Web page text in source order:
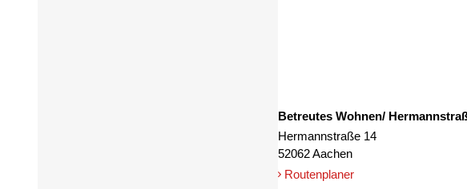
Betreutes Wohnen/
Hermannstraße 14
52062 Aachen
Routenplaner